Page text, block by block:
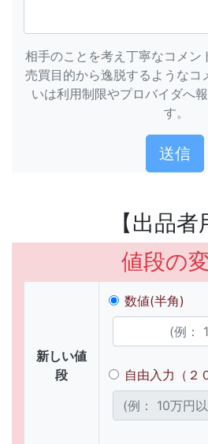
相手のことを考え丁寧なコメン
売買目的から逸脱するようなコ
いは利用制限やプロバイダへ
す。
【出品者
値段の
新しい値
段
数値(半角)
自由入力（２